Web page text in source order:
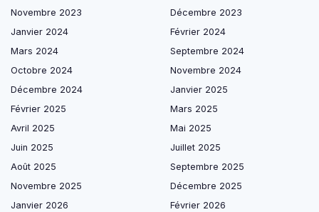
Novembre 2023
Décembre 2023
Janvier 2024
Février 2024
Mars 2024
Septembre 2024
Octobre 2024
Novembre 2024
Décembre 2024
Janvier 2025
Février 2025
Mars 2025
Avril 2025
Mai 2025
Juin 2025
Juillet 2025
Août 2025
Septembre 2025
Novembre 2025
Décembre 2025
Janvier 2026
Février 2026